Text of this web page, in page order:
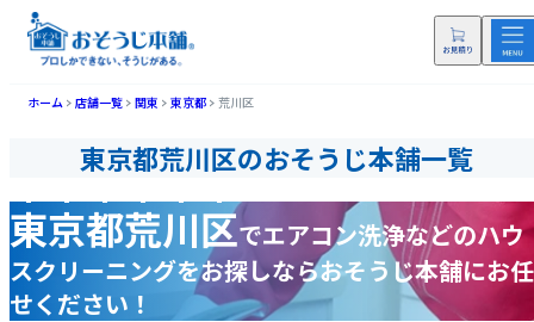
ホーム 店舗一覧 関東 東京都 荒川区
東京都荒川区のおそうじ本舗一覧
東京都荒川区でエアコン洗浄などのハウ
スクリーニングをお探しならおそうじ本舗にお任
せください！